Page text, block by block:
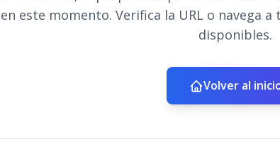
en este momento. Verifica la URL o navega
disponibles.
Volver al